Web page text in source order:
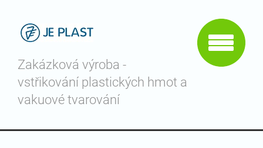
Zakázková výroba -
vstřikování plastických hmot a
vakuové tvarování